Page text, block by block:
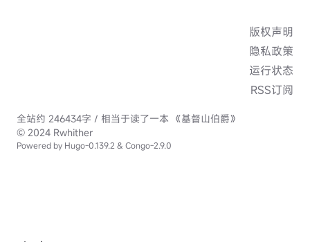
版权声明
隐私政策
运行状态
RSS订阅
全站约 246434字 / 相当于读了一本 《基督山伯爵》
© 2024 Rwhither
Powered by Hugo-0.139.2 & Congo-2.9.0